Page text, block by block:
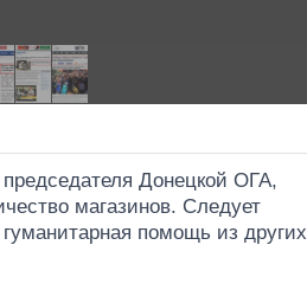
Донецкой ОГА,
магазинов. Следует
помощь из других